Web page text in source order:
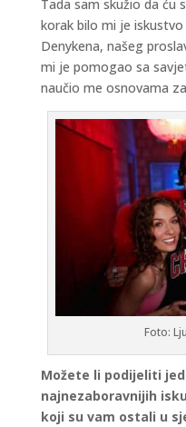
Tada sam skužio da ću
korak bilo mi je
Denykena, našeg
mi je pomogao sa
naučio me osnovama
Foto:
Možete li podijeliti
najnezaboravnijih
koji su vam ostali u